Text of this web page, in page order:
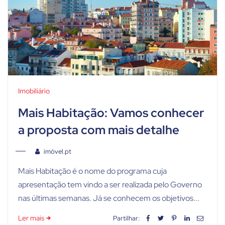
Imobiliário
Mais Habitação: Vamos conhecer
a proposta com mais detalhe
imóvel.pt
Mais Habitação é o nome do programa cuja
apresentação tem vindo a ser realizada pelo Governo
nas últimas semanas. Já se conhecem os objetivos...
Ler mais Partilhar: